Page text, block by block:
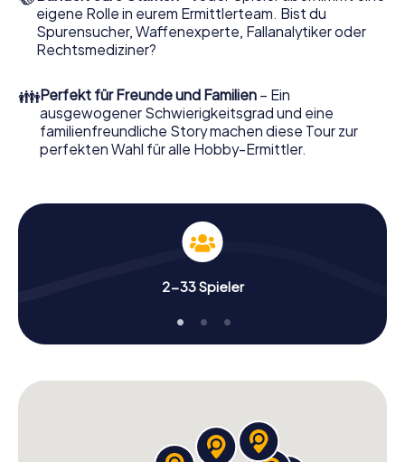
Nun fehlt Ihnen nur noch eine Kleinigkeit, um mit Ihren
Ermittlungen in Umeå zu starten: Ihr Ticketcode! Ordern
Jetzt starten Sie Ihren Online-Browser, geben Ihren Code
ein – und sind startklar!
Worauf warten Sie noch? Umeå zählt auf Sie!
eigene Rolle in eurem Ermittlerteam. Bist du
Spurensucher, Waffenexperte, Fallanalytiker oder
Rechtsmediziner?
👪Perfekt für Freunde und Familien – Ein
ausgewogener Schwierigkeitsgrad und eine
familienfreundliche Story machen diese Tour zur
perfekten Wahl für alle Hobby-Ermittler.
2-33 Spieler